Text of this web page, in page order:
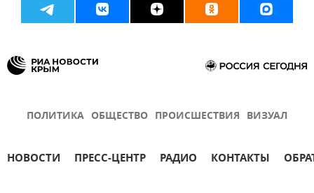
ПОЛИТИКА ОБЩЕСТВО ПРОИСШЕСТВИЯ ВИЗУАЛ
НОВОСТИ ПРЕСС-ЦЕНТР РАДИО КОНТАКТЫ